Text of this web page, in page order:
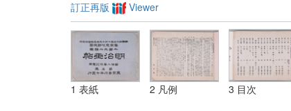
訂正再版 Viewer
1 表紙 2 凡例 3 目次